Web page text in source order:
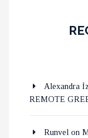
Alexandra
REMOTE
Runvel on